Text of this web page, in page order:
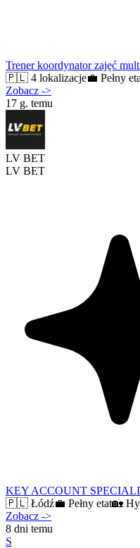
Trener koordynator zajęć
🇵🇱 4 lokalizacje💼 Pełny
Zobacz ->
17 g. temu
LV BET
LV BET
KEY ACCOUNT
🇵🇱 Łódź💼 Pełny etat🏡
Zobacz ->
8 dni temu
S